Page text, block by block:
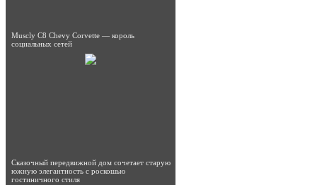
Muscly C8 Chevy Corvette — король
социальных сетей
Сказочный передвижной дом сочетает старую
южную элегантность с роскошью
гостиничного стиля